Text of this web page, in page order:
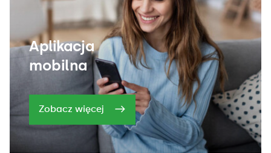
Aplikacja
mobilna
Zobacz więcej